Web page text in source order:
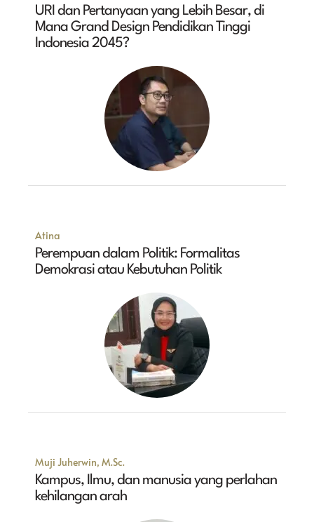
URI dan Pertanyaan yang Lebih Besar, di
Mana Grand Design Pendidikan Tinggi
Indonesia 2045?
Atina
Perempuan dalam Politik: Formalitas
Demokrasi atau Kebutuhan Politik
Muji Juherwin, M.Sc.
Kampus, Ilmu, dan manusia yang perlahan
kehilangan arah